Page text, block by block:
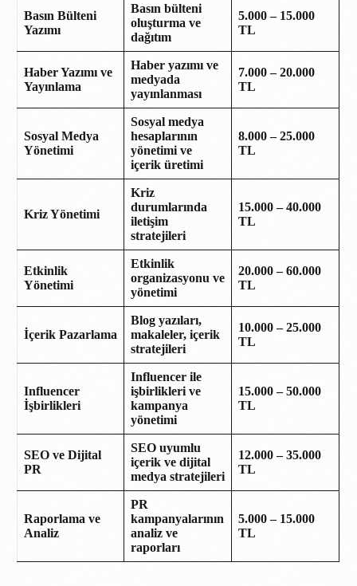
Basın Bülteni
Yazımı
Basın bülteni
oluşturma ve
dağıtım
5.000 – 15.000
TL
Haber Yazımı ve
Yayınlama
Haber yazımı ve
medyada
yayınlanması
7.000 – 20.000
TL
Sosyal Medya
Yönetimi
Sosyal medya
hesaplarının
yönetimi ve
içerik üretimi
8.000 – 25.000
TL
Kriz Yönetimi
Kriz
durumlarında
iletişim
stratejileri
15.000 – 40.000
TL
Etkinlik
Yönetimi
Etkinlik
organizasyonu ve
yönetimi
20.000 – 60.000
TL
İçerik Pazarlama
Blog yazıları,
makaleler, içerik
stratejileri
10.000 – 25.000
TL
Influencer
İşbirlikleri
Influencer ile
işbirlikleri ve
kampanya
yönetimi
15.000 – 50.000
TL
SEO ve Dijital
PR
SEO uyumlu
içerik ve dijital
medya stratejileri
12.000 – 35.000
TL
Raporlama ve
Analiz
PR
kampanyalarının
analiz ve
raporları
5.000 – 15.000
TL